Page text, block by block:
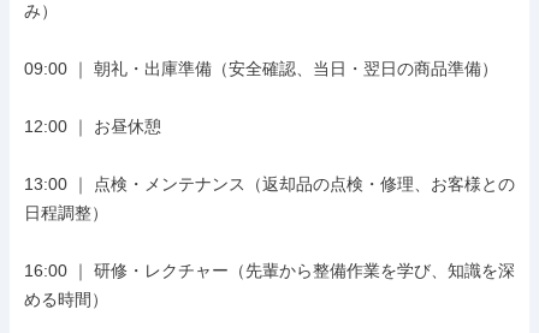
み）
09:00 ｜ 朝礼・出庫準備（安全確認、当日・翌日の商品準備）
12:00 ｜ お昼休憩
13:00 ｜ 点検・メンテナンス（返却品の点検・修理、お客様との
日程調整）
16:00 ｜ 研修・レクチャー（先輩から整備作業を学び、知識を深
める時間）